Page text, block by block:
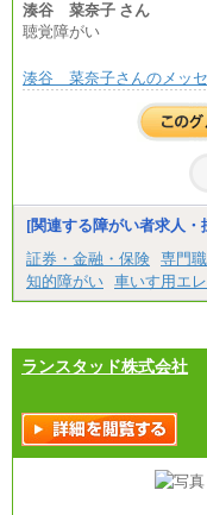
湊谷 菜奈子 さん
聴覚障がい
湊谷 菜奈子さんのメッ
[関連する障がい者求人
証券・金融・保険 専門
知的障がい 車いす用エ
ランスタッド株式会社